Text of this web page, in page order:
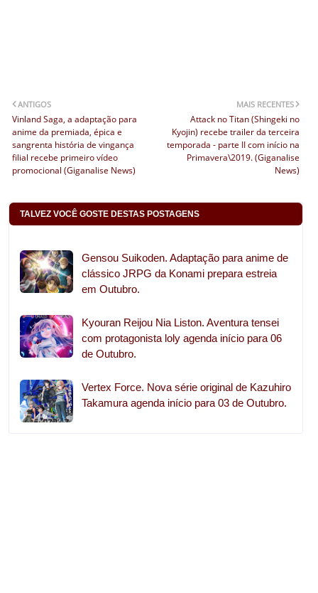
MAIS RECENTES
Attack no Titan (Shingeki no
Kyojin) recebe trailer da terceira
temporada - parte II com início na
Primavera\2019. (Giganalise
News)
ANTIGOS
Vinland Saga, a adaptação para
anime da premiada, épica e
sangrenta história de vingança
filial recebe primeiro vídeo
promocional (Giganalise News)
TALVEZ VOCÊ GOSTE DESTAS POSTAGENS
Gensou Suikoden. Adaptação para anime de
clássico JRPG da Konami prepara estreia
em Outubro.
Kyouran Reijou Nia Liston. Aventura tensei
com protagonista loly agenda início para 06
de Outubro.
Vertex Force. Nova série original de Kazuhiro
Takamura agenda início para 03 de Outubro.